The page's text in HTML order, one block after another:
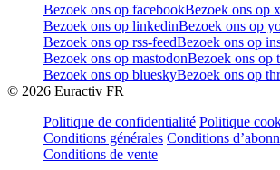
Bezoek ons op facebookBezoek ons op x
Bezoek ons op linkedinBezoek ons op
Bezoek ons op rss-feedBezoek ons op
Bezoek ons op mastodonBezoek ons op
Bezoek ons op blueskyBezoek ons op
© 2026 Euractiv FR
Politique de confidentialité Politique
Conditions générales Conditions
Conditions de vente